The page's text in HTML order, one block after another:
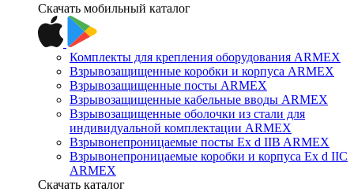
Скачать мобильный каталог
Комплекты для крепления оборудования ARMEX
Взрывозащищенные коробки и корпуса ARMEX
Взрывозащищенные посты ARMEX
Взрывозащищенные кабельные вводы ARMEX
Взрывозащищенные оболочки из стали для
индивидуальной комплектации ARMEX
Взрывонепроницаемые посты Ex d IIB ARMEX
Взрывонепроницаемые коробки и корпуса Ex d IIС
ARMEX
Скачать каталог